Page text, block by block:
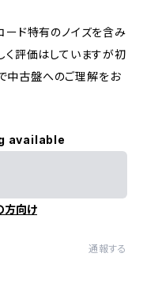
ード特有のノイズを含み
く評価はしていますが初
中古盤へのご理解をお
available
方向け
通報する